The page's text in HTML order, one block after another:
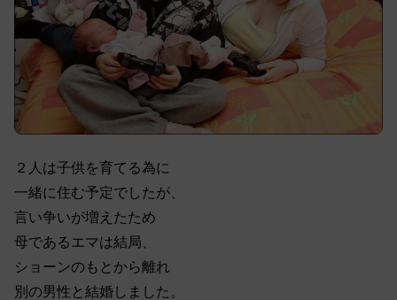
２人は子供を育てる為に
一緒に住む予定でしたが、
言い争いが増えたため
母であるエマは結局、
ショーンのもとから離れ
別の男性と結婚しました。